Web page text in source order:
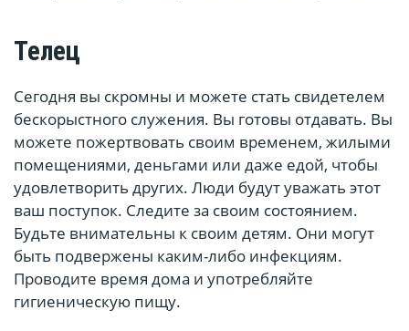
Телец
Сегодня вы скромны и можете стать свидетелем
бескорыстного служения. Вы готовы отдавать. Вы
можете пожертвовать своим временем, жилыми
помещениями, деньгами или даже едой, чтобы
удовлетворить других. Люди будут уважать этот
ваш поступок. Следите за своим состоянием.
Будьте внимательны к своим детям. Они могут
быть подвержены каким-либо инфекциям.
Проводите время дома и употребляйте
гигиеническую пищу.